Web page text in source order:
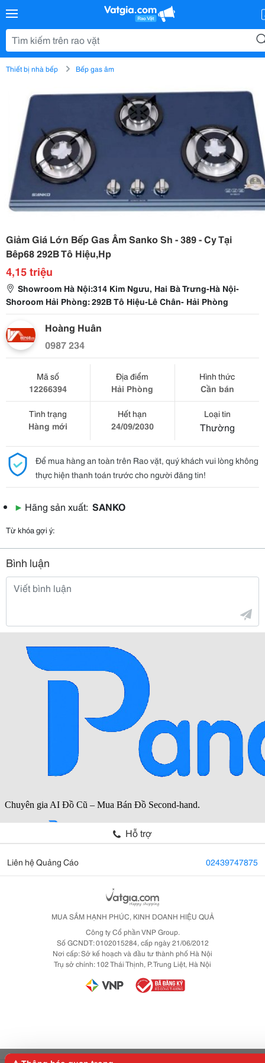
Thiết bị nhà bếp Bếp gas âm
Giảm Giá Lớn Bếp Gas Âm Sanko Sh - 389 - Cy Tại
Bêp68 292B Tô Hiệu,Hp
4,15 triệu
Showroom Hà Nội:314 Kim Ngưu, Hai Bà Trưng-Hà Nội-
Shoroom Hải Phòng: 292B Tô Hiệu-Lê Chân- Hải Phòng
Hoàng Huân
0987 234
Mã số
12266394
Địa điểm
Hải Phòng
Hình thức
Cần bán
Tình trạng
Hàng mới
Hết hạn
24/09/2030
Loại tin
Thường
Để mua hàng an toàn trên Rao vặt, quý khách vui lòng không
thực hiện thanh toán trước cho người đăng tin!
▶ Hãng sản xuất: SANKO
Từ khóa gợi ý:
Bình luận
Hỗ trợ
Liên hệ Quảng Cáo 02439747875
MUA SẮM HẠNH PHÚC, KINH DOANH HIỆU QUẢ
Công ty Cổ phần VNP Group.
Số GCNDT: 0102015284, cấp ngày 21/06/2012
Nơi cấp: Sở kế hoạch và đầu tư thành phố Hà Nội
Trụ sở chính: 102 Thái Thịnh, P. Trung Liệt, Hà Nội